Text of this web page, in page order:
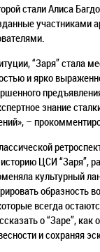
стали Алиса
участниками
“Заря” стала
и ярко
знание
–
ЦСИ “Заря”,
культурный
всегда
о “Заре”, как
и сохраняя